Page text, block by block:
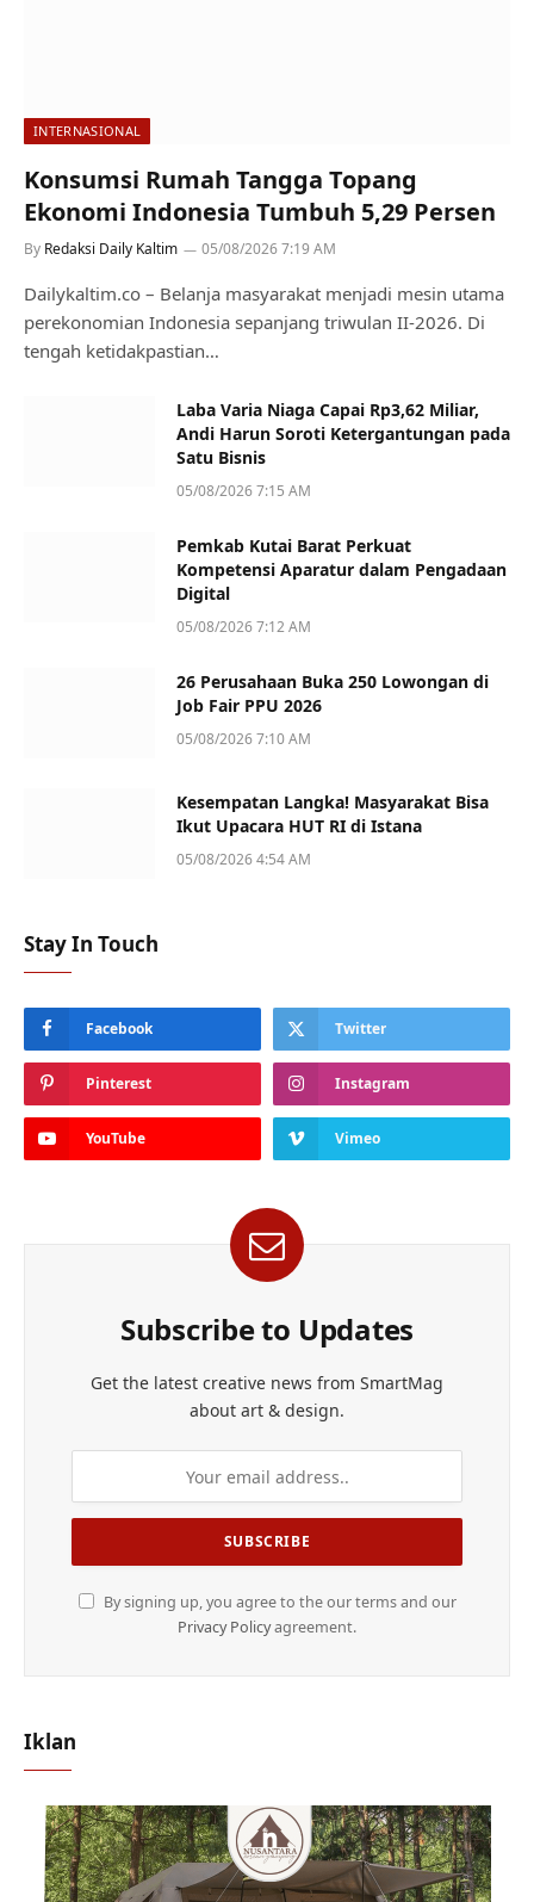
INTERNASIONAL
Konsumsi Rumah Tangga Topang
Ekonomi Indonesia Tumbuh 5,29 Persen
By Redaksi Daily Kaltim 05/08/2026 7:19 AM
Dailykaltim.co – Belanja masyarakat menjadi mesin utama
perekonomian Indonesia sepanjang triwulan II-2026. Di
tengah ketidakpastian…
Laba Varia Niaga Capai Rp3,62 Miliar,
Andi Harun Soroti Ketergantungan pada
Satu Bisnis
05/08/2026 7:15 AM
Pemkab Kutai Barat Perkuat
Kompetensi Aparatur dalam Pengadaan
Digital
05/08/2026 7:12 AM
26 Perusahaan Buka 250 Lowongan di
Job Fair PPU 2026
05/08/2026 7:10 AM
Kesempatan Langka! Masyarakat Bisa
Ikut Upacara HUT RI di Istana
05/08/2026 4:54 AM
Stay In Touch
Facebook Twitter
Pinterest Instagram
YouTube Vimeo
Subscribe to Updates
Get the latest creative news from SmartMag
about art & design.
By signing up, you agree to the our terms and our
Privacy Policyagreement.
Iklan